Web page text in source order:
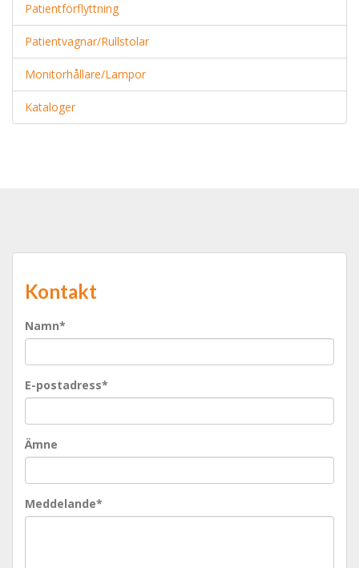
Patientförflyttning
Patientvagnar/Rullstolar
Monitorhållare/Lampor
Kataloger
Kontakt
Namn*
E-postadress*
Ämne
Meddelande*